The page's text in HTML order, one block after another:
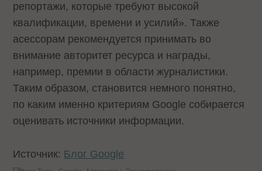
репортажи, которые требуют высокой
квалификации, времени и усилий». Также
асессорам рекомендуется принимать во
внимание авторитет ресурса и награды,
например, премии в области журналистики.
Таким образом, становится немного понятно,
по каким именно критериям Google собирается
оценивать источники информации.
Источник: Блог Google